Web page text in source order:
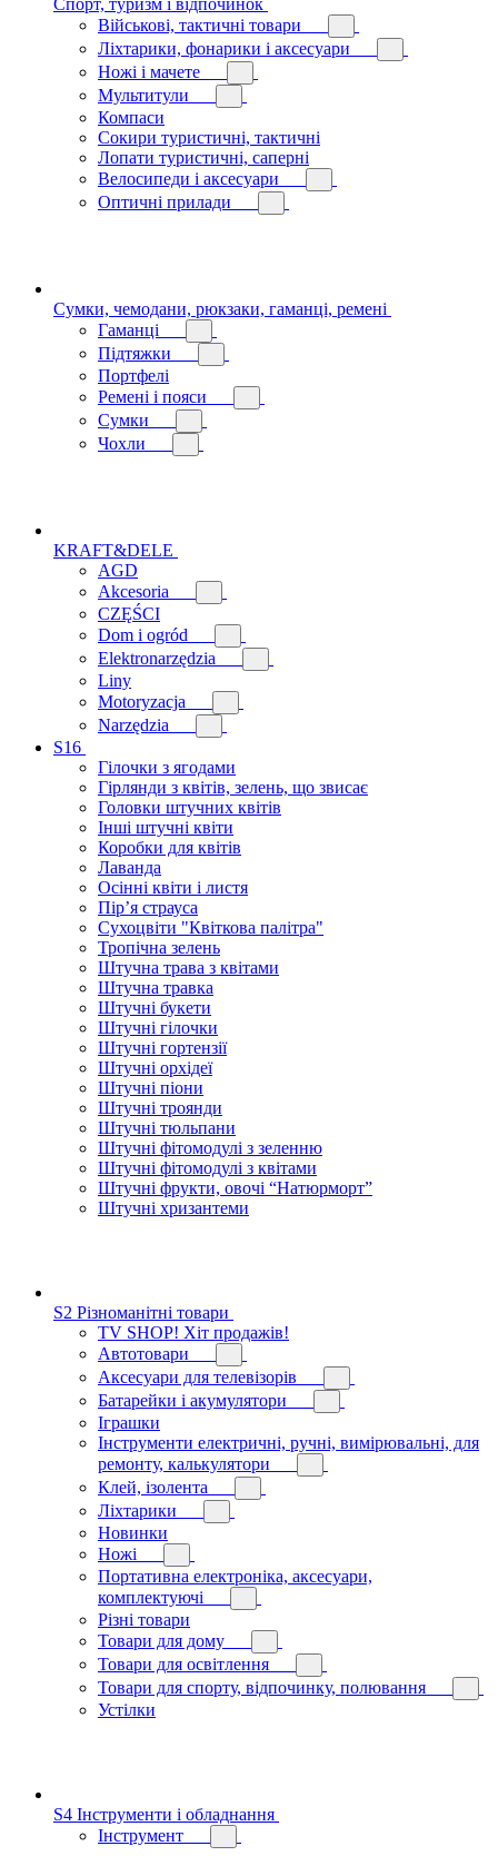
Спорт, туризм і відпочинок
Військові, тактичні товари
Ліхтарики, фонарики і аксесуари
Ножі і мачете
Мультитули
Компаси
Сокири туристичні, тактичні
Лопати туристичні, саперні
Велосипеди і аксесуари
Оптичні прилади
Сумки, чемодани, рюкзаки, гаманці, ремені
Гаманці
Підтяжки
Портфелі
Ремені і пояси
Сумки
Чохли
KRAFT&DELE
AGD
Akcesoria
CZĘŚCI
Dom i ogród
Elektronarzędzia
Liny
Motoryzacja
Narzędzia
S16
Гілочки з ягодами
Гірлянди з квітів, зелень, що звисає
Головки штучних квітів
Інші штучні квіти
Коробки для квітів
Лаванда
Осінні квіти і листя
Пір’я страуса
Сухоцвіти "Квіткова палітра"
Тропічна зелень
Штучна трава з квітами
Штучна травка
Штучні букети
Штучні гілочки
Штучні гортензії
Штучні орхідеї
Штучні піони
Штучні троянди
Штучні тюльпани
Штучні фітомодулі з зеленню
Штучні фітомодулі з квітами
Штучні фрукти, овочі “Натюрморт”
Штучні хризантеми
S2 Різноманітні товари
TV SHOP! Хіт продажів!
Автотовари
Аксесуари для телевізорів
Батарейки і акумулятори
Іграшки
Інструменти електричні, ручні, вимірювальні, для
ремонту, калькулятори
Клей, ізолента
Ліхтарики
Новинки
Ножі
Портативна електроніка, аксесуари,
комплектуючі
Різні товари
Товари для дому
Товари для освітлення
Товари для спорту, відпочинку, полювання
Устілки
S4 Інструменти і обладнання
Інструмент